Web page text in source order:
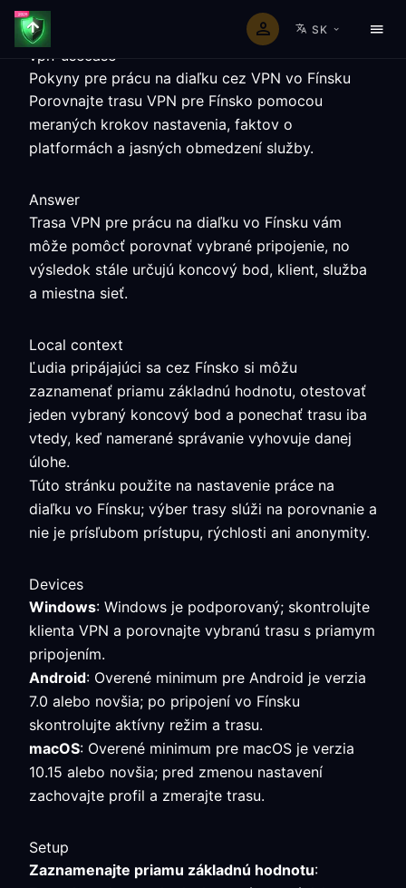
SK
vpn-usecase
Pokyny pre prácu na diaľku cez VPN vo Fínsku
Porovnajte trasu VPN pre Fínsko pomocou
meraných krokov nastavenia, faktov o
platformách a jasných obmedzení služby.
Answer
Trasa VPN pre prácu na diaľku vo Fínsku vám
môže pomôcť porovnať vybrané pripojenie, no
výsledok stále určujú koncový bod, klient, služba
a miestna sieť.
Local context
Ľudia pripájajúci sa cez Fínsko si môžu
zaznamenať priamu základnú hodnotu, otestovať
jeden vybraný koncový bod a ponechať trasu iba
vtedy, keď namerané správanie vyhovuje danej
úlohe.
Túto stránku použite na nastavenie práce na
diaľku vo Fínsku; výber trasy slúži na porovnanie a
nie je prísľubom prístupu, rýchlosti ani anonymity.
Devices
Windows: Windows je podporovaný; skontrolujte
klienta VPN a porovnajte vybranú trasu s priamym
pripojením.
Android: Overené minimum pre Android je verzia
7.0 alebo novšia; po pripojení vo Fínsku
skontrolujte aktívny režim a trasu.
macOS: Overené minimum pre macOS je verzia
10.15 alebo novšia; pred zmenou nastavení
zachovajte profil a zmerajte trasu.
Setup
Zaznamenajte priamu základnú hodnotu: